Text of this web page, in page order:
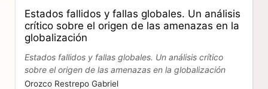
Estados fallidos y fallas globales. Un análisis
crítico sobre el origen de las amenazas en la
globalización
Estados fallidos y fallas globales. Un análisis crítico
sobre el origen de las amenazas en la globalización
Orozco Restrepo Gabriel